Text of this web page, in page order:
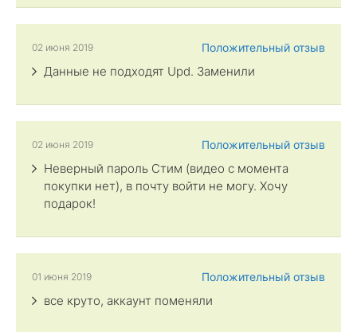
Положительный отзыв
02 июня 2019
Данные не подходят Upd. Заменили
Положительный отзыв
02 июня 2019
Неверный пароль Стим (видео с момента
покупки нет), в почту войти не могу. Хочу
подарок!
Положительный отзыв
01 июня 2019
все круто, аккаунт поменяли